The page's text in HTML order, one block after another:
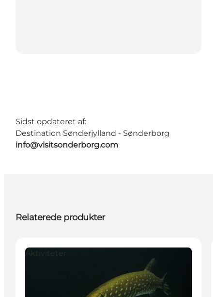
Sidst opdateret af:
Destination Sønderjylland - Sønderborg
info@visitsonderborg.com
Relaterede produkter
Aktiviteter